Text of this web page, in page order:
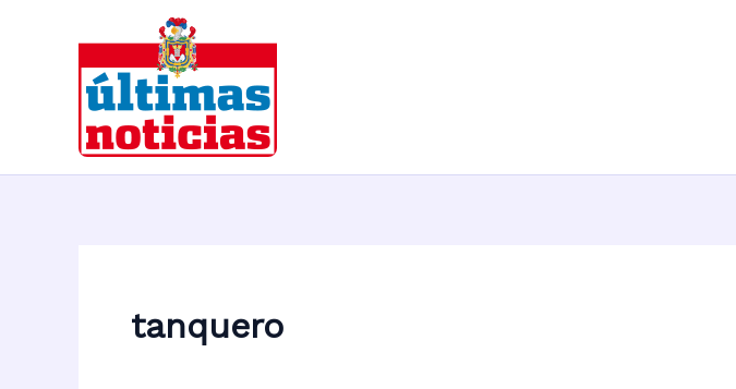
contenido
tanquero